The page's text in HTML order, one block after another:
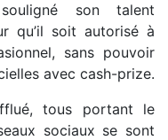
son talent
qu’il soit autorisé à
sans pouvoir
avec cash-prize.
tous portant le
sociaux se sont